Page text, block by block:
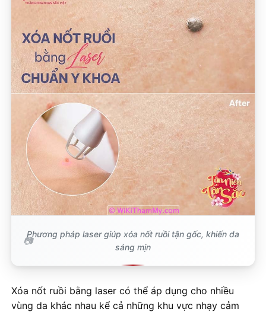
Phương pháp laser giúp xóa nốt ruồi tận gốc, khiến da
sáng mịn
Xóa nốt ruồi bằng laser có thể áp dụng cho nhiều
vùng da khác nhau kể cả những khu vực nhạy cảm